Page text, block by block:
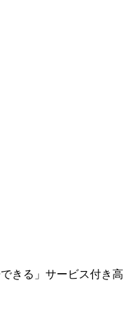
きる」サービス付き高